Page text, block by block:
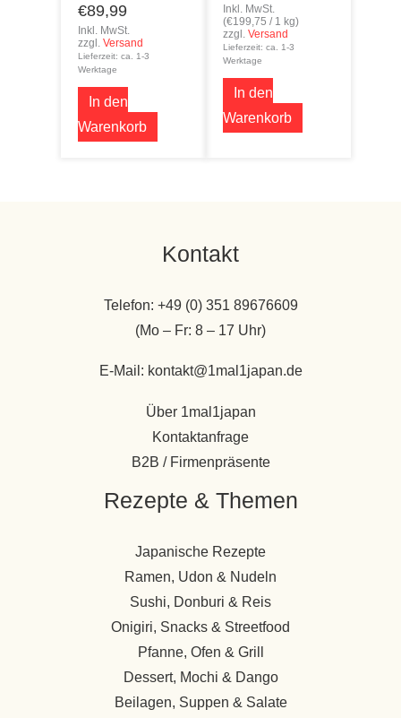
€89,99
Inkl. MwSt.
zzgl.Versand
Lieferzeit: ca. 1-3
Werktage
In den
Warenkorb
Inkl. MwSt.
(€199,75 / 1 kg)
zzgl.Versand
Lieferzeit: ca. 1-3
Werktage
In den
Warenkorb
Kontakt
Telefon: +49 (0) 351 89676609
(Mo – Fr: 8 – 17 Uhr)
E-Mail: kontakt@1mal1japan.de
Über 1mal1japan
Kontaktanfrage
B2B / Firmenpräsente
Rezepte & Themen
Japanische Rezepte
Ramen, Udon & Nudeln
Sushi, Donburi & Reis
Onigiri, Snacks & Streetfood
Pfanne, Ofen & Grill
Dessert, Mochi & Dango
Beilagen, Suppen & Salate